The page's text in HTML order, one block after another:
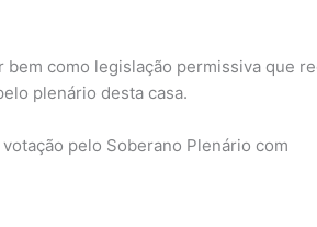
como legislação permissiva que
plenário desta casa.
pelo Soberano Plenário com